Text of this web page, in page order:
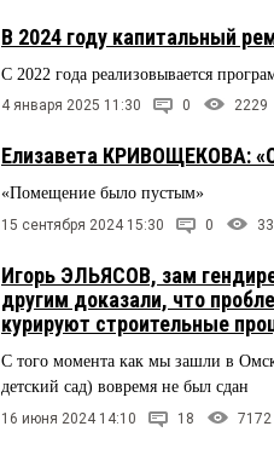
В 2024 году капитальный
С 2022 года реализовывается
4 января 2025 11:30 0 2229
Елизавета КРИВОЩЕКОВА:
«Помещение было пустым»
15 сентября 2024 15:30 0
Игорь ЭЛЬЯСОВ, зам
другим доказали, что
курируют строительные
С того момента как мы зашли в
детский сад) вовремя не был сдан
16 июня 2024 14:10 18 7172